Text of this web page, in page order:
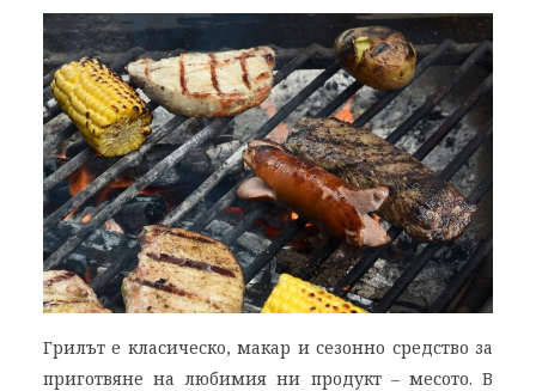
Грилът е класическо, макар и сезонно средство за
приготвяне на любимия ни продукт – месото. В